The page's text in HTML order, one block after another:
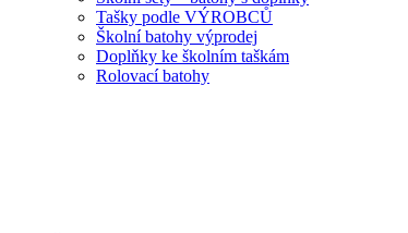
Tašky podle VÝROBCŮ
Školní batohy výprodej
Doplňky ke školním taškám
Rolovací batohy